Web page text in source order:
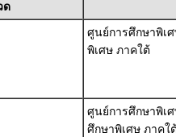
ด
ศูนย์การศึกษาพิเ
พิเศษ ภาคใต้
ศูนย์การศึกษาพิเ
ศึกษาพิเศษ ภาคใ